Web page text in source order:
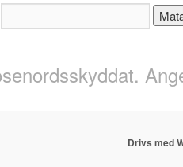
Drivs med